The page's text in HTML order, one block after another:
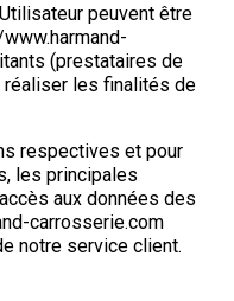
peuvent être
(prestataires de
les finalités de
respectives et pour
les principales
aux données des
carrosserie.com
notre service client.